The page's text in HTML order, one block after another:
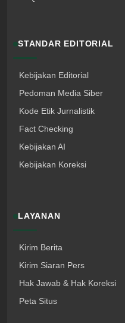
STANDAR EDITORIAL
Kebijakan Editorial
Pedoman Media Siber
Kode Etik Jurnalistik
Fact Checking
Kebijakan AI
Kebijakan Koreksi
LAYANAN
Kirim Berita
Kirim Siaran Pers
Hak Jawab & Hak Koreksi
Peta Situs